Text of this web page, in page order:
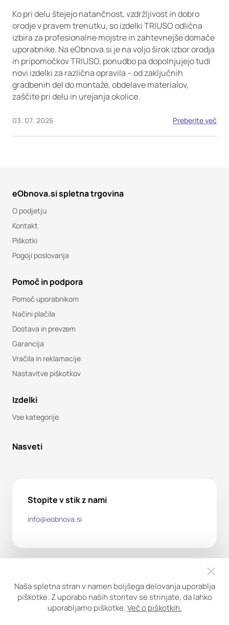
Ko pri delu štejejo natančnost, vzdržljivost in dobro
orodje v pravem trenutku, so izdelki TRIUSO odlična
izbira za profesionalne mojstre in zahtevnejše domače
uporabnike. Na eObnova.si je na voljo širok izbor orodja
in pripomočkov TRIUSO, ponudbo pa dopolnjujejo tudi
novi izdelki za različna opravila – od zaključnih
gradbenih del do montaže, obdelave materialov,
zaščite pri delu in urejanja okolice.
03. 07. 2026 Preberite več
eObnova.si spletna trgovina
O podjetju
Kontakt
Piškotki
Pogoji poslovanja
Pomoč in podpora
Pomoč uporabnikom
Načini plačila
Dostava in prevzem
Garancija
Vračila in reklamacije
Nastavitve piškotkov
Izdelki
Vse kategorije
Nasveti
Stopite v stik z nami
info@eobnova.si
Naša spletna stran v namen boljšega delovanja uporablja
piškotke. Z uporabo naših storitev se strinjate, da lahko
uporabljamo piškotke.Več o piškotkih.